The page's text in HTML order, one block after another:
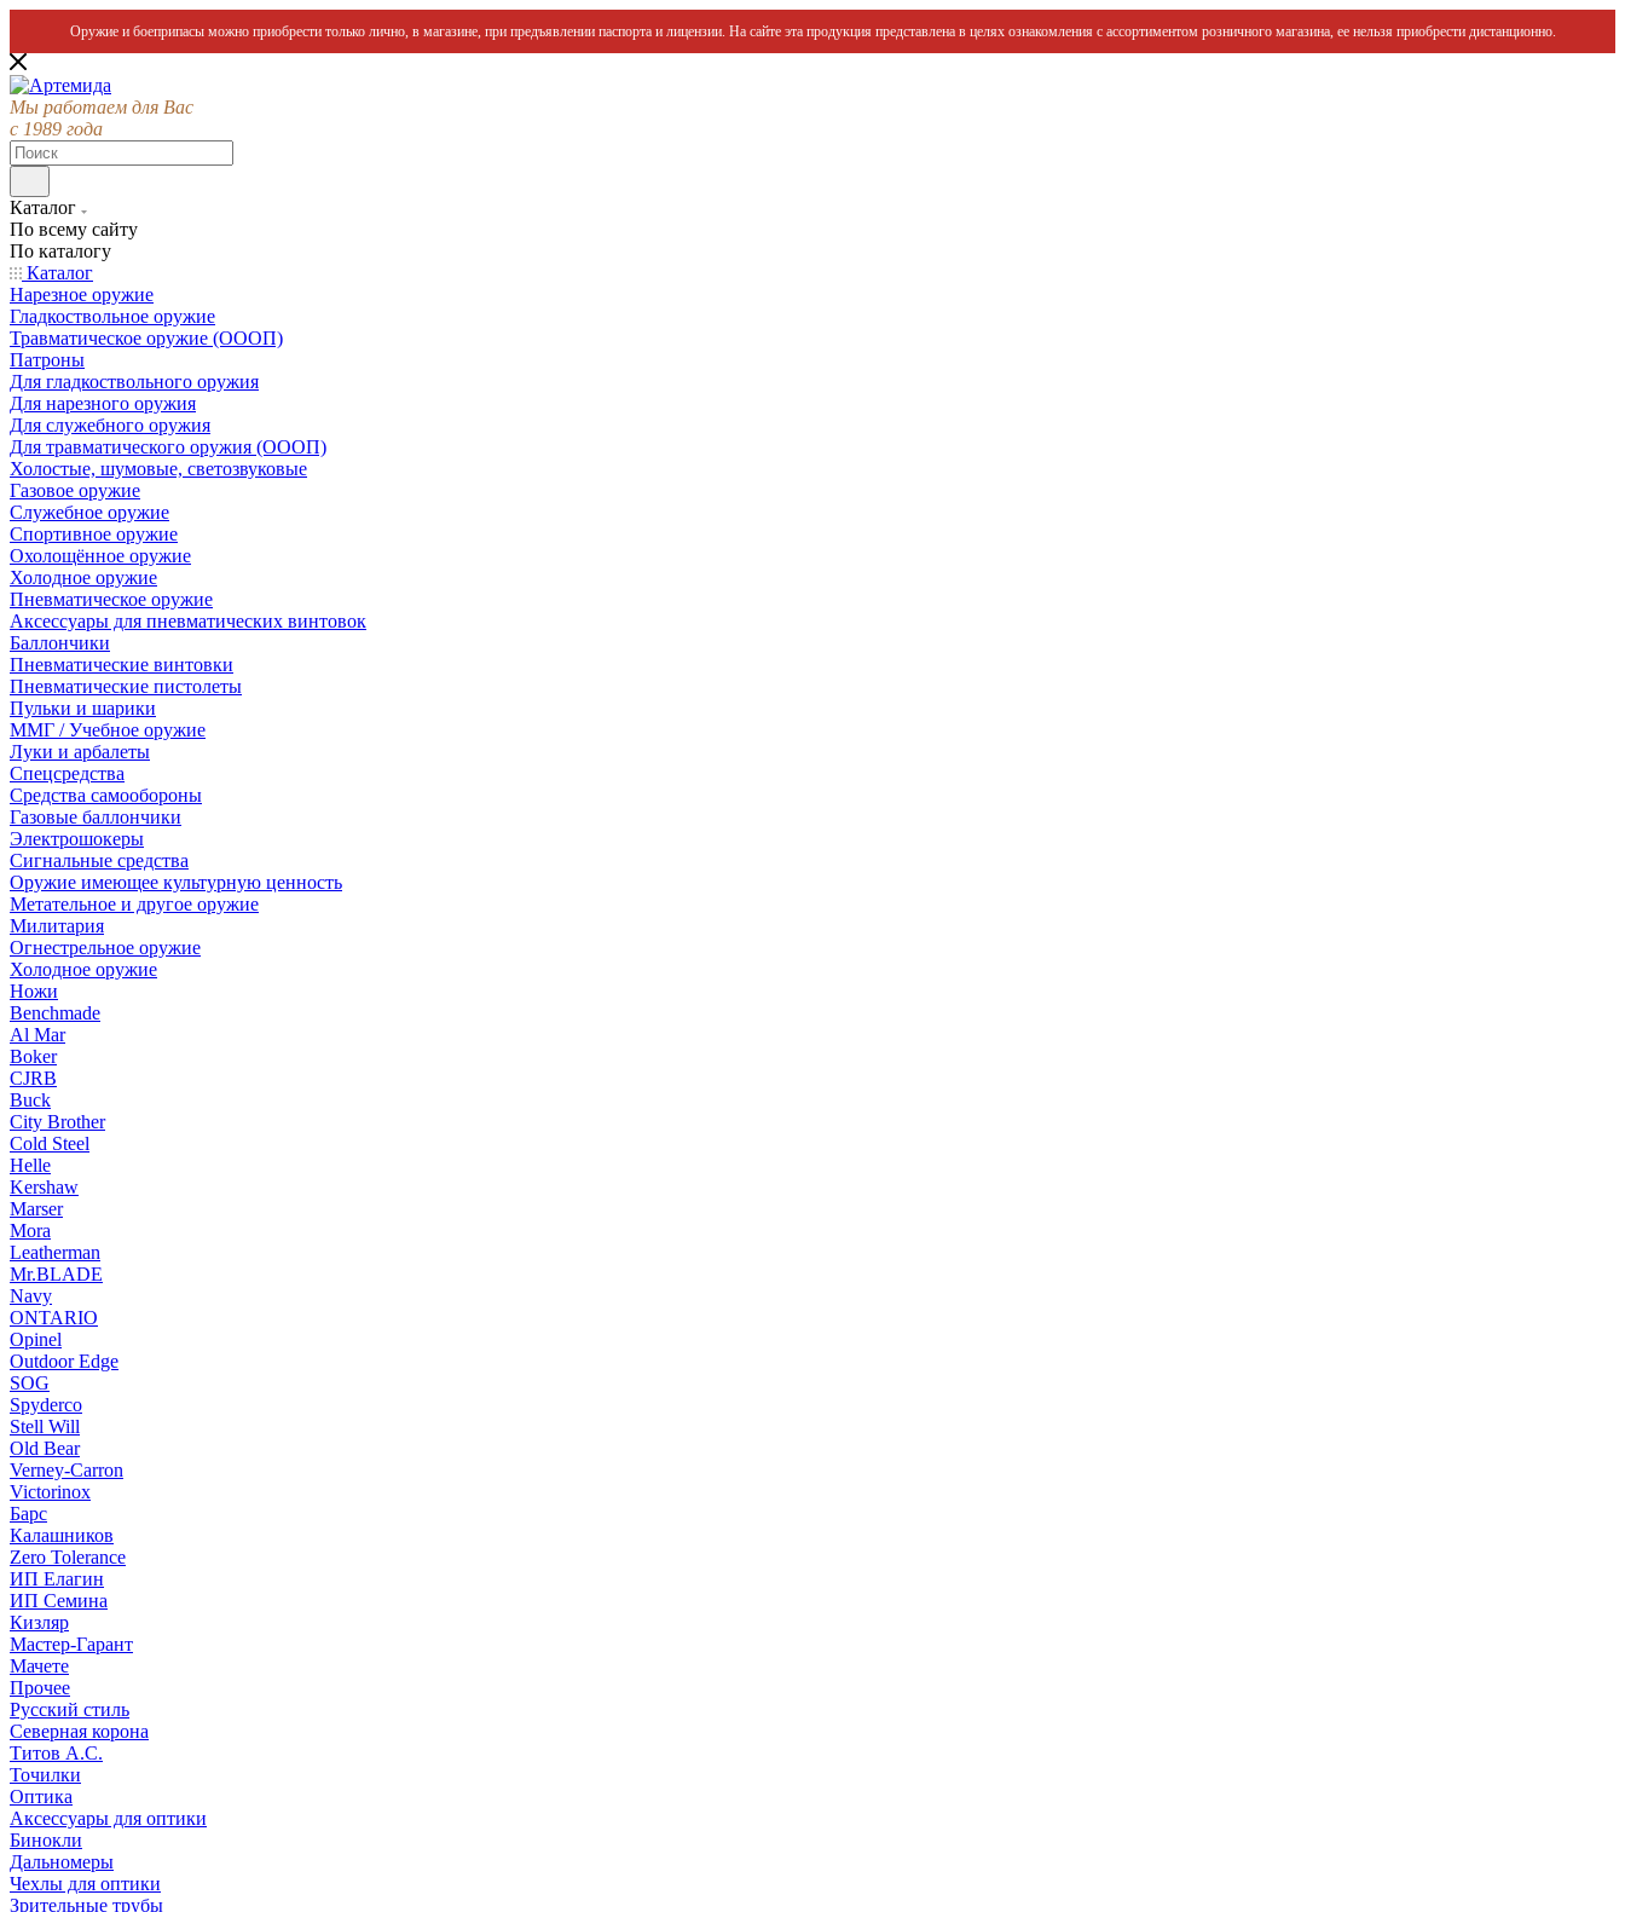
Оружие и боеприпасы можно приобрести только лично, в магазине, при предъявлении паспорта и лицензии. На сайте эта продукция представлена в целях ознакомления с ассортиментом розничного магазина, ее нельзя приобрести дистанционно.
Мы работаем для Вас
с 1989 года
Каталог
По всему сайту
По каталогу
Каталог
Нарезное оружие
Гладкоствольное оружие
Травматическое оружие (ОООП)
Патроны
Для гладкоствольного оружия
Для нарезного оружия
Для служебного оружия
Для травматического оружия (ОООП)
Холостые, шумовые, светозвуковые
Газовое оружие
Служебное оружие
Спортивное оружие
Охолощённое оружие
Холодное оружие
Пневматическое оружие
Аксессуары для пневматических винтовок
Баллончики
Пневматические винтовки
Пневматические пистолеты
Пульки и шарики
ММГ / Учебное оружие
Луки и арбалеты
Спецсредства
Средства самообороны
Газовые баллончики
Электрошокеры
Сигнальные средства
Оружие имеющее культурную ценность
Метательное и другое оружие
Милитария
Огнестрельное оружие
Холодное оружие
Ножи
Benchmade
Al Mar
Boker
CJRB
Buck
City Brother
Cold Steel
Helle
Kershaw
Marser
Mora
Leatherman
Mr.BLADE
Navy
ONTARIO
Opinel
Outdoor Edge
SOG
Spyderco
Stell Will
Old Bear
Verney-Carron
Victorinox
Барс
Калашников
Zero Tolerance
ИП Елагин
ИП Семина
Кизляр
Мастер-Гарант
Мачете
Прочее
Русский стиль
Северная корона
Титов А.С.
Точилки
Оптика
Аксессуары для оптики
Бинокли
Дальномеры
Чехлы для оптики
Зрительные трубы